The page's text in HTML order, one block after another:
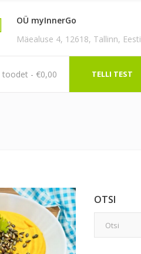
OÜ myInnerGo
Mäealuse 4, 12618, Tallinn, Eesti
toodet €0,00 TELLI TEST
OTSI